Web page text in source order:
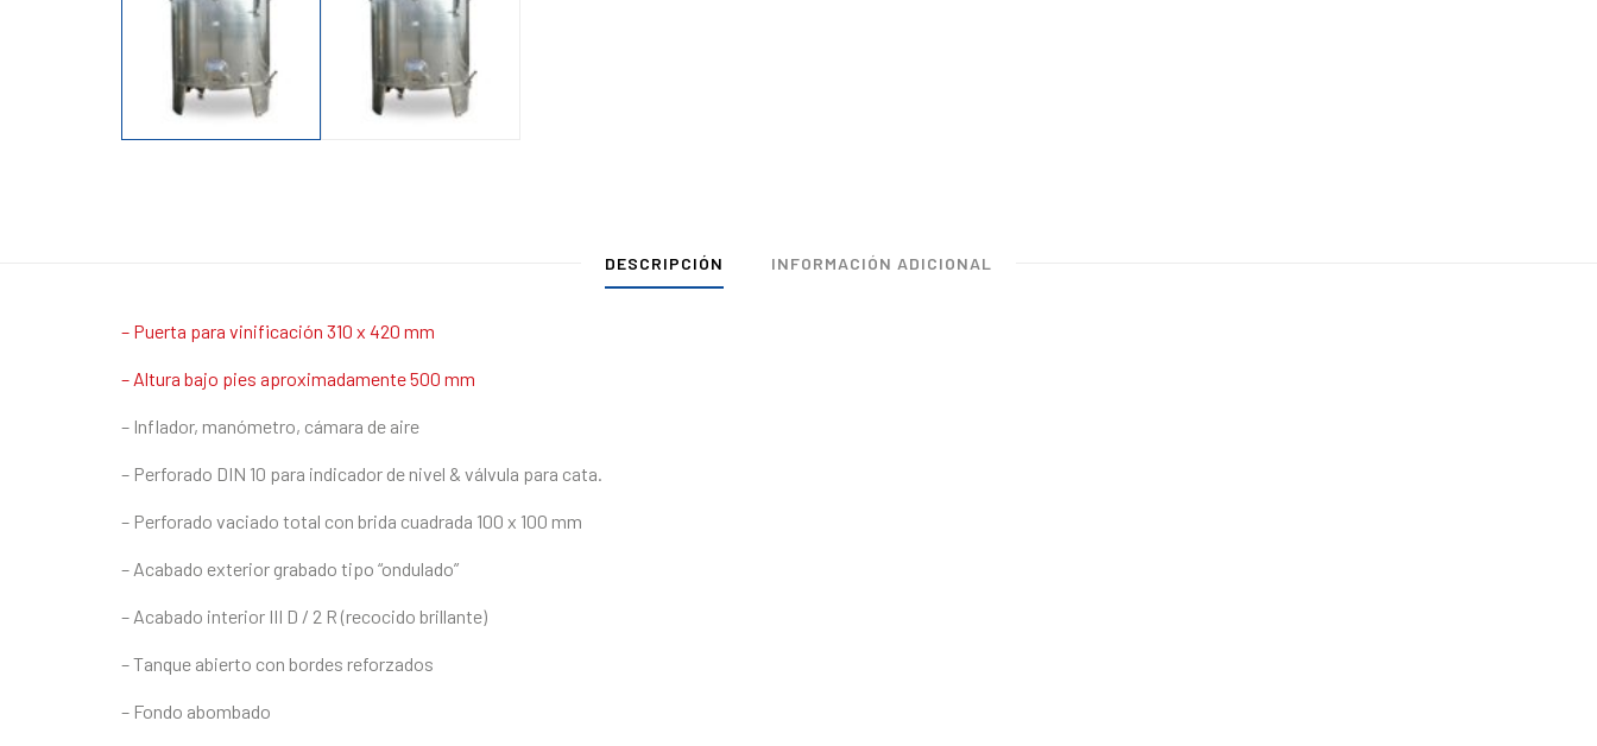
DESCRIPCIÓN INFORMACIÓN ADICIONAL
– Puerta para vinificación 310 x 420 mm
– Altura bajo pies aproximadamente 500 mm
– Inflador, manómetro, cámara de aire
– Perforado DIN 10 para indicador de nivel & válvula para cata.
– Perforado vaciado total con brida cuadrada 100 x 100 mm
– Acabado exterior grabado tipo “ondulado”
– Acabado interior III D / 2 R (recocido brillante)
– Tanque abierto con bordes reforzados
– Fondo abombado